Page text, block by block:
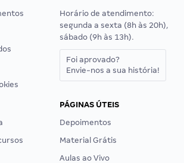
Horário de atendimento:
segunda a sexta (8h às 20h),
sábado (9h às 13h).
Foi aprovado?
Envie-nos a sua história!
PÁGINAS ÚTEIS
Depoimentos
Material Grátis
Aulas ao Vivo